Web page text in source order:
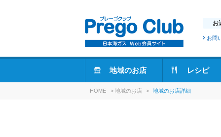
お
お問
地域のお店 レシピ
HOME > 地域のお店 > 地域のお店詳細